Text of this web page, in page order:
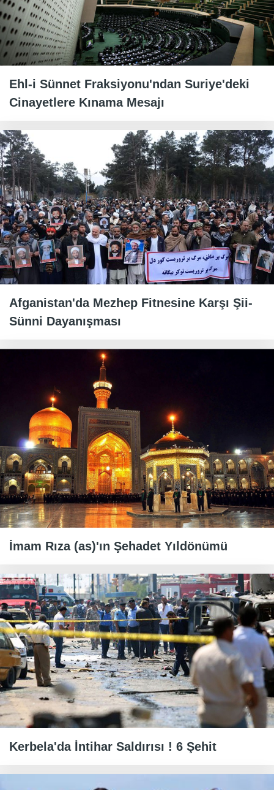
Ehl-i Sünnet Fraksiyonu'ndan Suriye'deki
Cinayetlere Kınama Mesajı
Afganistan'da Mezhep Fitnesine Karşı Şii-
Sünni Dayanışması
İmam Rıza (as)'ın Şehadet Yıldönümü
Kerbela'da İntihar Saldırısı ! 6 Şehit